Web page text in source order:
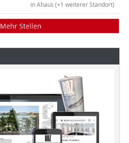
in Ahaus (+1 weiterer Standort)
Mehr Stellen